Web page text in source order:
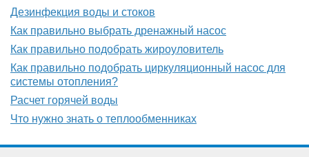
Дезинфекция воды и стоков
Как правильно выбрать дренажный насос
Как правильно подобрать жироуловитель
Как правильно подобрать циркуляционный насос для
системы отопления?
Расчет горячей воды
Что нужно знать о теплообменниках